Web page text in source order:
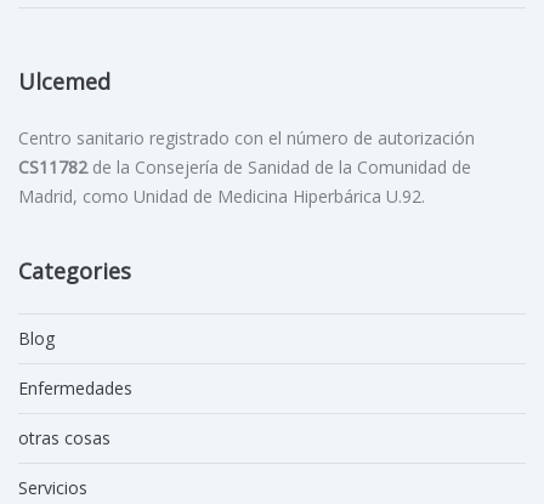
Ulcemed
Centro sanitario registrado con el número de autorización
CS11782de la Consejería de Sanidad de la Comunidad de
Madrid, como Unidad de Medicina Hiperbárica U.92.
Categories
Blog
Enfermedades
otras cosas
Servicios